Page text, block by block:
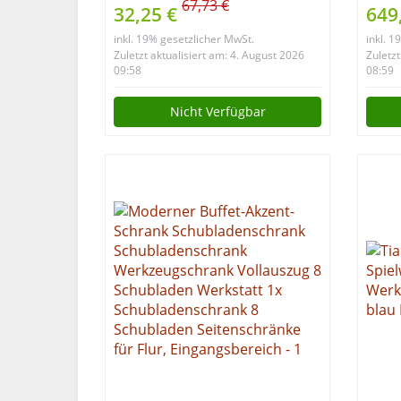
32,25 € 67,73 €
inkl. 19% gesetzlicher MwSt.
Zuletzt aktualisiert am: 4. August 2026
09:58
Nicht Verfügbar
für
60
inkl.
08:59